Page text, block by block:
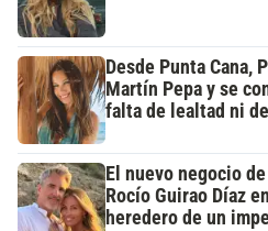
Desde Punta Cana,
Martín Pepa y se
falta de lealtad ni
El nuevo negocio
Rocío Guirao Díaz
heredero de un